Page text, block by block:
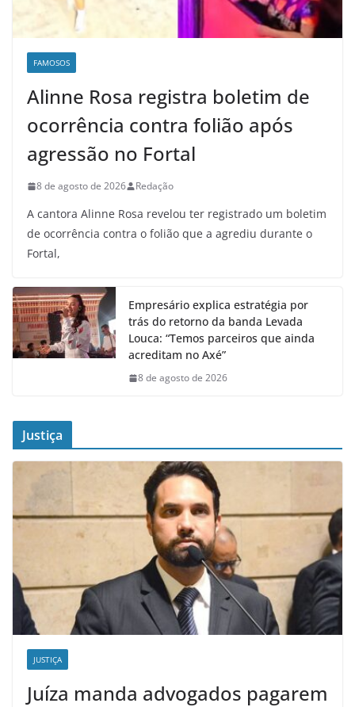
FAMOSOS
Alinne Rosa registra boletim de
ocorrência contra folião após
agressão no Fortal
8 de agosto de 2026 Redação
A cantora Alinne Rosa revelou ter registrado um boletim
de ocorrência contra o folião que a agrediu durante o
Fortal,
Empresário explica estratégia por
trás do retorno da banda Levada
Louca: “Temos parceiros que ainda
acreditam no Axé”
8 de agosto de 2026
Justiça
JUSTIÇA
Juíza manda advogados pagarem